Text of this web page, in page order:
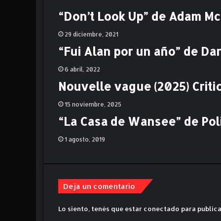
r
e
a
a
l
e
o
i
n
!
“Don’t Look Up” de Adam
29 diciembre, 2021
“Fui Alan por un año” de
6 abril, 2022
Nouvelle vague (2025)
15 noviembre, 2025
“La Casa de Wansee” de
1 agosto, 2019
Deja un comentario
Lo siento, tenés que estar conectado para